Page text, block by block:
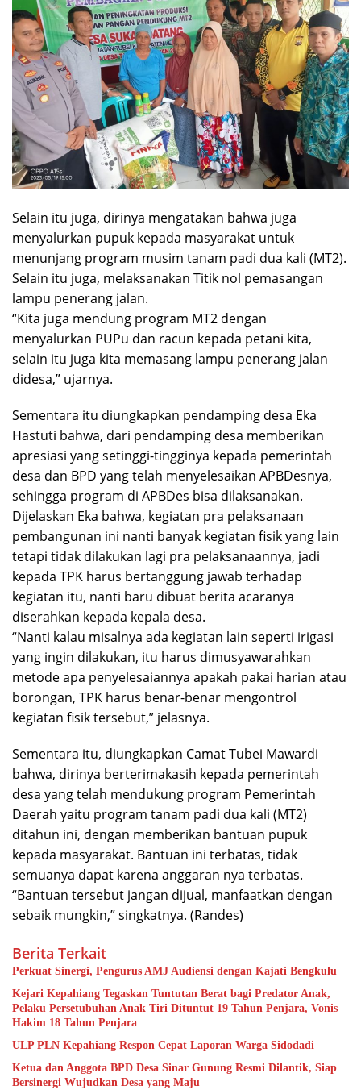
Selain itu juga, dirinya mengatakan bahwa juga
menyalurkan pupuk kepada masyarakat untuk
menunjang program musim tanam padi dua kali (MT2).
Selain itu juga, melaksanakan Titik nol pemasangan
lampu penerang jalan.
“Kita juga mendung program MT2 dengan
menyalurkan PUPu dan racun kepada petani kita,
selain itu juga kita memasang lampu penerang jalan
didesa,” ujarnya.
Sementara itu diungkapkan pendamping desa Eka
Hastuti bahwa, dari pendamping desa memberikan
apresiasi yang setinggi-tingginya kepada pemerintah
desa dan BPD yang telah menyelesaikan APBDesnya,
sehingga program di APBDes bisa dilaksanakan.
Dijelaskan Eka bahwa, kegiatan pra pelaksanaan
pembangunan ini nanti banyak kegiatan fisik yang lain
tetapi tidak dilakukan lagi pra pelaksanaannya, jadi
kepada TPK harus bertanggung jawab terhadap
kegiatan itu, nanti baru dibuat berita acaranya
diserahkan kepada kepala desa.
“Nanti kalau misalnya ada kegiatan lain seperti irigasi
yang ingin dilakukan, itu harus dimusyawarahkan
metode apa penyelesaiannya apakah pakai harian atau
borongan, TPK harus benar-benar mengontrol
kegiatan fisik tersebut,” jelasnya.
Sementara itu, diungkapkan Camat Tubei Mawardi
bahwa, dirinya berterimakasih kepada pemerintah
desa yang telah mendukung program Pemerintah
Daerah yaitu program tanam padi dua kali (MT2)
ditahun ini, dengan memberikan bantuan pupuk
kepada masyarakat. Bantuan ini terbatas, tidak
semuanya dapat karena anggaran nya terbatas.
“Bantuan tersebut jangan dijual, manfaatkan dengan
sebaik mungkin,” singkatnya. (Randes)
Berita Terkait
Perkuat Sinergi, Pengurus AMJ Audiensi dengan Kajati Bengkulu
Kejari Kepahiang Tegaskan Tuntutan Berat bagi Predator Anak,
Pelaku Persetubuhan Anak Tiri Dituntut 19 Tahun Penjara, Vonis
Hakim 18 Tahun Penjara
ULP PLN Kepahiang Respon Cepat Laporan Warga Sidodadi
Ketua dan Anggota BPD Desa Sinar Gunung Resmi Dilantik, Siap
Bersinergi Wujudkan Desa yang Maju